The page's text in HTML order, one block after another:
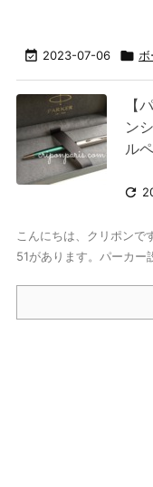
 2023-07-06 
【
ン
ル

こんにちは、クリポンで
51があります。パーカー